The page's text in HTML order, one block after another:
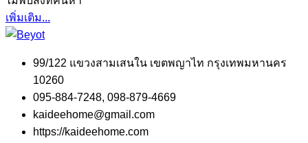
เพิ่มเติม...
99/122 แขวงสามเสนใน เขตพญาไท กรุงเทพมหานคร
10260
095-884-7248, 098-879-4669
kaideehome@gmail.com
https://kaideehome.com